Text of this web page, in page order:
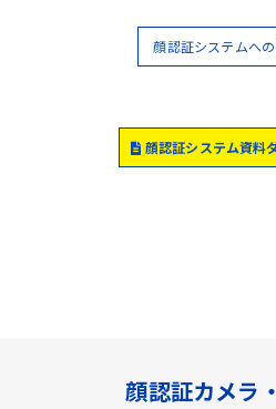
顔認証システムへ
顔認証システム資料
顔認証カメラ